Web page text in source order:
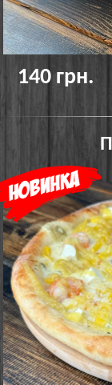
140 грн.